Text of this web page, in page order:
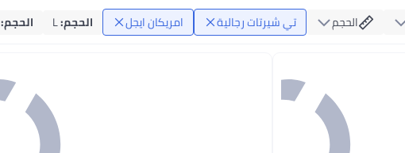
الحجم تي شيرتات رجالية امريكان ايجل الحجم:
L الحجم: